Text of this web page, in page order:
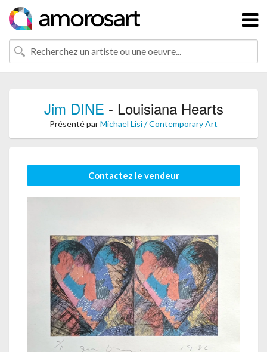
Jim DINE - Louisiana Hearts
Présenté parMichael Lisi / Contemporary Art
Contactez le vendeur